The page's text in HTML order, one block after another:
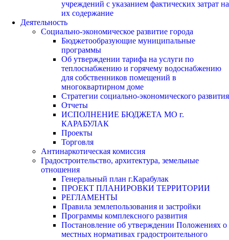
учреждений с указанием фактических затрат на
их содержание
Деятельность
Социально-экономическое развитие города
Бюджетообразующие муниципальные
программы
Об утверждении тарифа на услуги по
теплоснабжению и горячему водоснабжению
для собственников помещений в
многоквартирном доме
Стратегии социально-экономического развития
Отчеты
ИСПОЛНЕНИЕ БЮДЖЕТА МО г.
КАРАБУЛАК
Проекты
Торговля
Антинаркотическая комиссия
Градостроительство, архитектура, земельные
отношения
Генеральный план г.Карабулак
ПРОЕКТ ПЛАНИРОВКИ ТЕРРИТОРИИ
РЕГЛАМЕНТЫ
Правила землепользования и застройки
Программы комплексного развития
Постановление об утверждении Положениях о
местных нормативах градостроительного